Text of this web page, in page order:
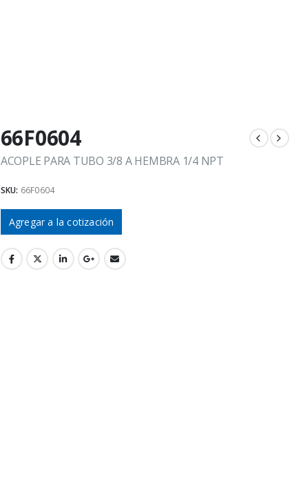
66F0604
ACOPLE PARA TUBO 3/8 A HEMBRA 1/4 NPT
SKU: 66F0604
Agregar a la cotización